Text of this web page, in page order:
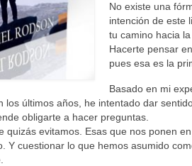
No existe una
intención de este
tu camino hacia
Hacerte pensar
pues esa es la
Basado en mi
los últimos años, he intentado dar
obligarte a hacer preguntas.
quizás evitamos. Esas que nos ponen
Y cuestionar lo que hemos asumido